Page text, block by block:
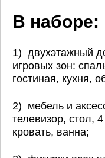
В наборе:
1) двухэтажный
игровых зон:
гостиная, кухня,
2) мебель и
телевизор, стол,
кровать, ванна;